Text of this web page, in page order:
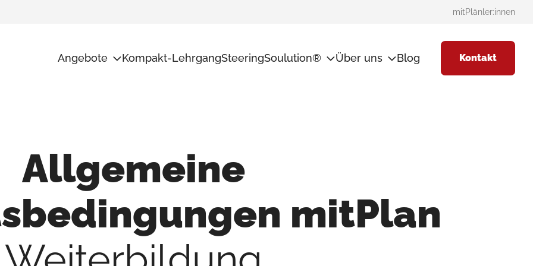
mitPlänler:innen
Angebote
Audit+
Weiterbildungen
Kompakt-LehrgangSteeringSoulution® Über uns Blog Kontakt
Allgemeine
mitPlan